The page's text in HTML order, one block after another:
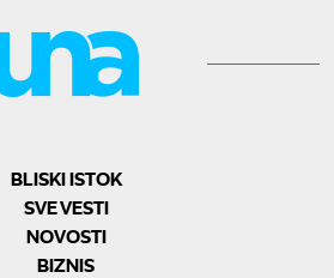
BLISKI ISTOK
SVE VESTI
NOVOSTI
BIZNIS